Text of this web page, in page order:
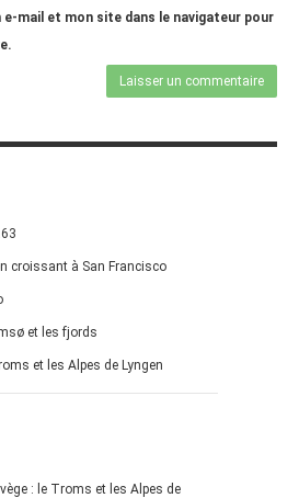
e-mail et mon site dans le navigateur pour
croissant à San Francisco
et les fjords
et les Alpes de Lyngen
: le Troms et les Alpes de